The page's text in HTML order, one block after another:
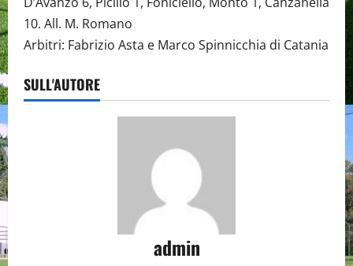
10. All. M. Romano
Arbitri: Fabrizio Asta e Marco Spinnicchia di Catania
SULL'AUTORE
admin